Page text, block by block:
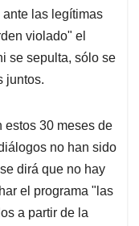
las legítimas
violado" el
se sepulta, sólo se
juntos.
estos 30 meses de
no han sido
dirá que no hay
el programa "las
a partir de la